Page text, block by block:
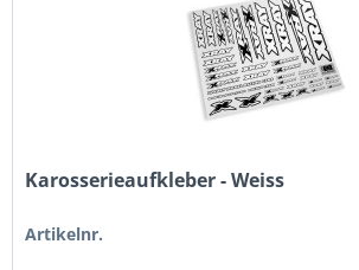
Karosserieaufkleber - Weiss
Artikelnr.